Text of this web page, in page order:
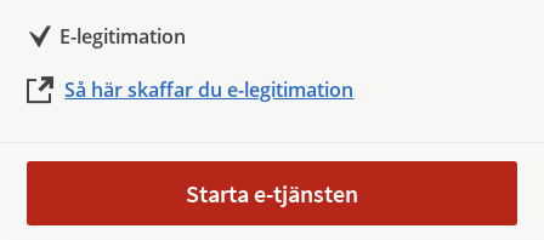
E-legitimation
Så här skaffar du e-legitimation
Starta e-tjänsten